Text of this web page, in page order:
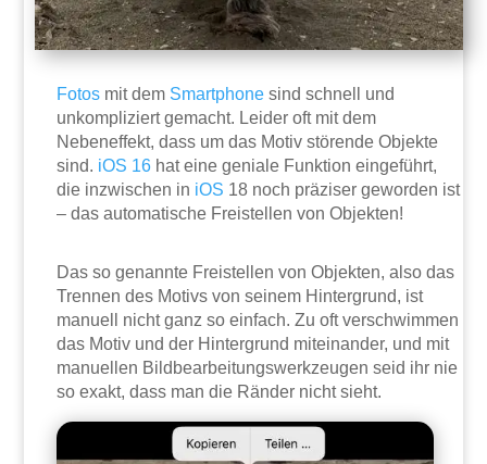
Fotos mit dem Smartphone sind schnell und
unkompliziert gemacht. Leider oft mit dem
Nebeneffekt, dass um das Motiv störende Objekte
sind. iOS 16 hat eine geniale Funktion eingeführt,
die inzwischen in iOS 18 noch präziser geworden ist
– das automatische Freistellen von Objekten!
Das so genannte Freistellen von Objekten, also das
Trennen des Motivs von seinem Hintergrund, ist
manuell nicht ganz so einfach. Zu oft verschwimmen
das Motiv und der Hintergrund miteinander, und mit
manuellen Bildbearbeitungswerkzeugen seid ihr nie
so exakt, dass man die Ränder nicht sieht.